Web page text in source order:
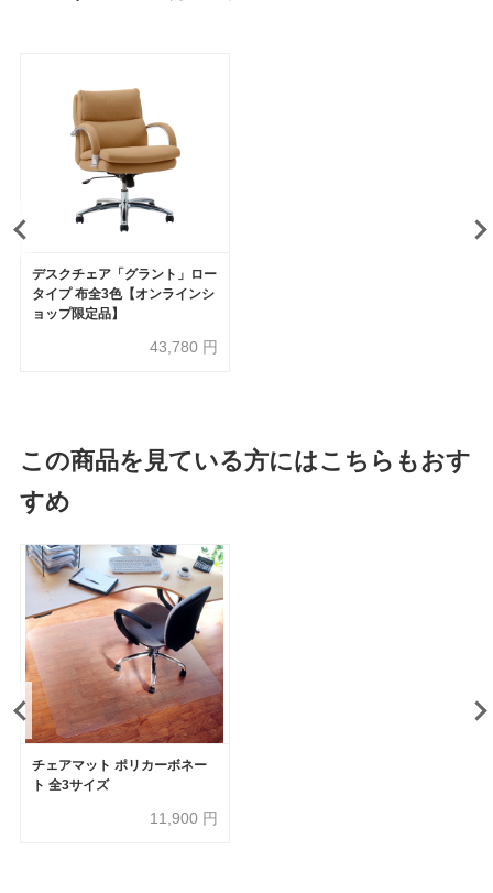
デスクチェア「グラント」ロー
タイプ 布全3色【オンラインシ
ョップ限定品】
43,780 円
この商品を見ている方にはこちらもおす
すめ
チェアマット ポリカーボネー
ト 全3サイズ
11,900 円